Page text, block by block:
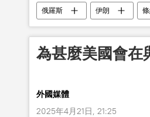
俄羅斯 伊朗
為甚麼美國會在
外國媒體
2025年4月21日, 21:25